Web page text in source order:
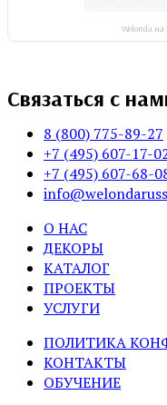
Welonda
Связаться с
8 (800) 775-89-27
+7 (495) 607-17-
+7 (495) 607-68-
О НАС
ДЕКОРЫ
КАТАЛОГ
ПРОЕКТЫ
УСЛУГИ
ПОЛИТИКА
КОНТАКТЫ
ОБУЧЕНИЕ